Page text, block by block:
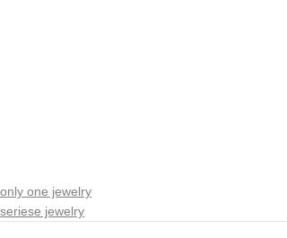
only one jewelry
seriese jewelry